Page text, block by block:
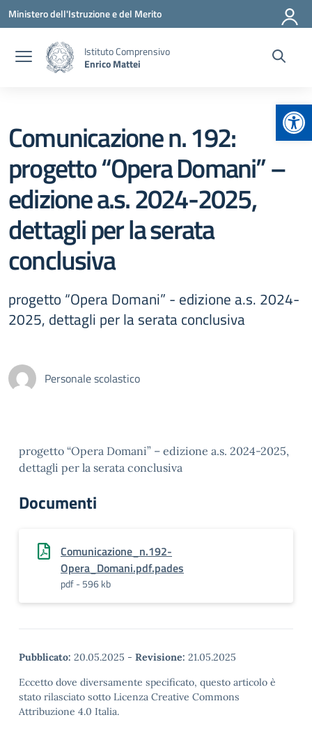
Vai ai contenuti
Vai al menu di navigazione
Vai al footer
Ministero dell'Istruzione e del Merito
Istituto Comprensivo
Enrico Mattei
Comunicazione n. 192:
progetto “Opera Domani” –
edizione a.s. 2024-2025,
dettagli per la serata
conclusiva
progetto “Opera Domani” - edizione a.s. 2024-
2025, dettagli per la serata conclusiva
Personale scolastico
progetto “Opera Domani” – edizione a.s. 2024-2025,
dettagli per la serata conclusiva
Documenti
Comunicazione_n.192-
Opera_Domani.pdf.pades
pdf - 596 kb
Pubblicato: 20.05.2025 - Revisione: 21.05.2025
Eccetto dove diversamente specificato, questo articolo è
stato rilasciato sotto Licenza Creative Commons
Attribuzione 4.0 Italia.